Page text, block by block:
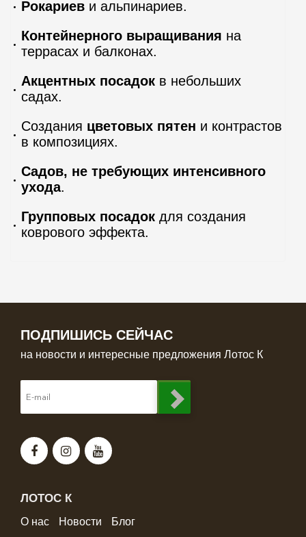
Рокариев и альпинариев.
Контейнерного выращивания на
террасах и балконах.
Акцентных посадок в небольших
садах.
Создания цветовых пятен и контрастов
в композициях.
Садов, не требующих интенсивного
ухода.
Групповых посадок для создания
коврового эффекта.
ПОДПИШИСЬ СЕЙЧАС
на новости и интересные предложения Лотос К
ЛОТОС К
О нас Новости Блог